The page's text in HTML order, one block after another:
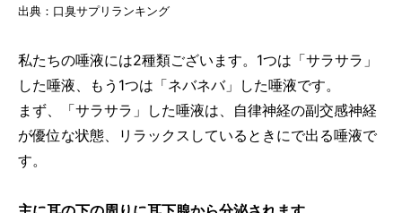
出典：口臭サプリランキング
私たちの唾液には2種類ございます。1つは「サラサラ」
した唾液、もう1つは「ネバネバ」した唾液です。
まず、「サラサラ」した唾液は、自律神経の副交感神経
が優位な状態、リラックスしているときにで出る唾液で
す。